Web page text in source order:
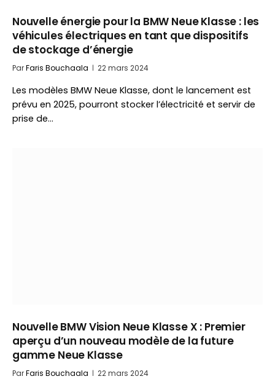
Nouvelle énergie pour la BMW Neue Klasse : les
véhicules électriques en tant que dispositifs
de stockage d’énergie
ParFaris Bouchaala 22 mars 2024
Les modèles BMW Neue Klasse, dont le lancement est
prévu en 2025, pourront stocker l’électricité et servir de
prise de…
Nouvelle BMW Vision Neue Klasse X : Premier
aperçu d’un nouveau modèle de la future
gamme Neue Klasse
ParFaris Bouchaala 22 mars 2024